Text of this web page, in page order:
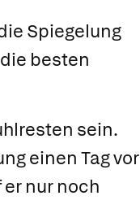
Spiegelung
besten
sein.
einen Tag vor
nur noch